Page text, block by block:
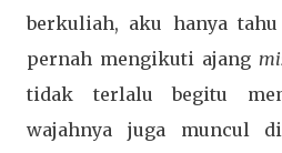
berkuliah, aku hanya
pernah mengikuti ajang
tidak terlalu begitu
wajahnya juga muncul